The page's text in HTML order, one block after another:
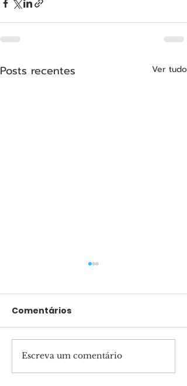
Posts recentes Ver tudo
Marcha para Jesus
reunirá multidão em
Comentários
Escreva um comentário